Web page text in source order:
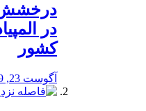
درخشش
در
کشور
آگوست 23, 2019